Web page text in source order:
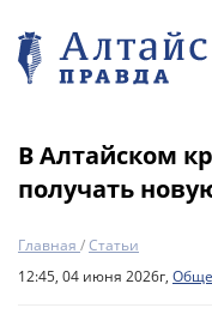
В Алтайском
получать
Главная /Статьи
12:45, 04 июня 2026г,